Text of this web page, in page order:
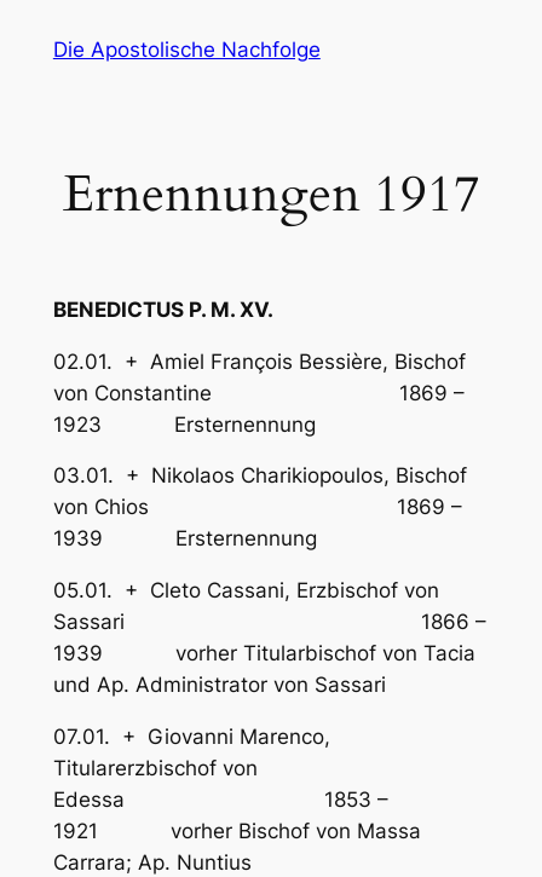
InhaltDie Apostolische Nachfolge
Ernennungen 1917
BENEDICTUS P. M. XV.
02.01. + Amiel François Bessière, Bischof
von Constantine 1869 –
1923 Ersternennung
03.01. + Nikolaos Charikiopoulos, Bischof
von Chios 1869 –
1939 Ersternennung
05.01. + Cleto Cassani, Erzbischof von
Sassari 1866 –
1939 vorher Titularbischof von Tacia
und Ap. Administrator von Sassari
07.01. + Giovanni Marenco,
Titularerzbischof von
Edessa 1853 –
1921 vorher Bischof von Massa
Carrara; Ap. Nuntius